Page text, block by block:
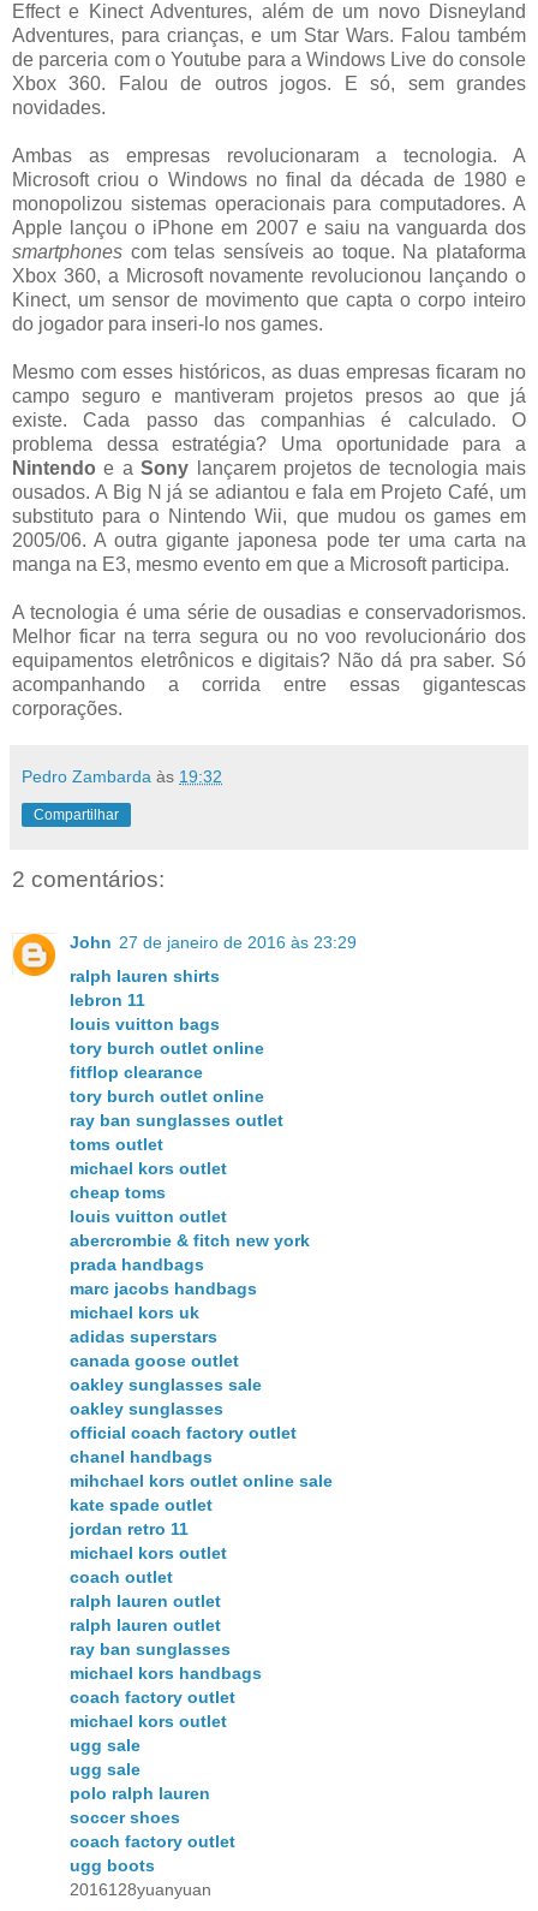
Effect e Kinect Adventures, além de um novo Disneyland
Adventures, para crianças, e um Star Wars. Falou também
de parceria com o Youtube para a Windows Live do console
Xbox 360. Falou de outros jogos. E só, sem grandes
novidades.
Ambas as empresas revolucionaram a tecnologia. A
Microsoft criou o Windows no final da década de 1980 e
monopolizou sistemas operacionais para computadores. A
Apple lançou o iPhone em 2007 e saiu na vanguarda dos
smartphones com telas sensíveis ao toque. Na plataforma
Xbox 360, a Microsoft novamente revolucionou lançando o
Kinect, um sensor de movimento que capta o corpo inteiro
do jogador para inseri-lo nos games.
Mesmo com esses históricos, as duas empresas ficaram no
campo seguro e mantiveram projetos presos ao que já
existe. Cada passo das companhias é calculado. O
problema dessa estratégia? Uma oportunidade para a
Nintendo e aSony lançarem projetos de tecnologia mais
ousados. A Big N já se adiantou e fala em Projeto Café, um
substituto para o Nintendo Wii, que mudou os games em
2005/06. A outra gigante japonesa pode ter uma carta na
manga na E3, mesmo evento em que a Microsoft participa.
A tecnologia é uma série de ousadias e conservadorismos.
Melhor ficar na terra segura ou no voo revolucionário dos
equipamentos eletrônicos e digitais? Não dá pra saber. Só
acompanhando a corrida entre essas gigantescas
corporações.
Pedro Zambarda às 19:32
Compartilhar
2 comentários:
John 27 de janeiro de 2016 às 23:29
ralph lauren shirts
lebron 11
louis vuitton bags
tory burch outlet online
fitflop clearance
tory burch outlet online
ray ban sunglasses outlet
toms outlet
michael kors outlet
cheap toms
louis vuitton outlet
abercrombie & fitch new york
prada handbags
marc jacobs handbags
michael kors uk
adidas superstars
canada goose outlet
oakley sunglasses sale
oakley sunglasses
official coach factory outlet
chanel handbags
mihchael kors outlet online sale
kate spade outlet
jordan retro 11
michael kors outlet
coach outlet
ralph lauren outlet
ralph lauren outlet
ray ban sunglasses
michael kors handbags
coach factory outlet
michael kors outlet
ugg sale
ugg sale
polo ralph lauren
soccer shoes
coach factory outlet
ugg boots
2016128yuanyuan